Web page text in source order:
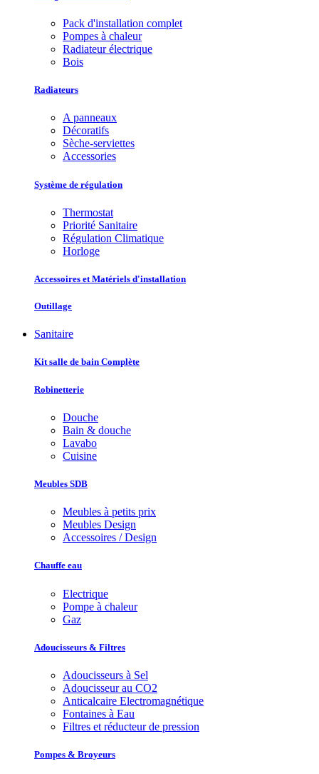
Pack d'installation complet
Pompes à chaleur
Radiateur électrique
Bois
Radiateurs
A panneaux
Décoratifs
Sèche-serviettes
Accessories
Système de régulation
Thermostat
Priorité Sanitaire
Régulation Climatique
Horloge
Accessoires et Matériels d'installation
Outillage
Sanitaire
Kit salle de bain Complète
Robinetterie
Douche
Bain & douche
Lavabo
Cuisine
Meubles SDB
Meubles à petits prix
Meubles Design
Accessoires / Design
Chauffe eau
Electrique
Pompe à chaleur
Gaz
Adoucisseurs & Filtres
Adoucisseurs à Sel
Adoucisseur au CO2
Anticalcaire Electromagnétique
Fontaines à Eau
Filtres et réducteur de pression
Pompes & Broyeurs